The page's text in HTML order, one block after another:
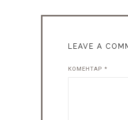
LEAVE A
КОМЕНТАР *